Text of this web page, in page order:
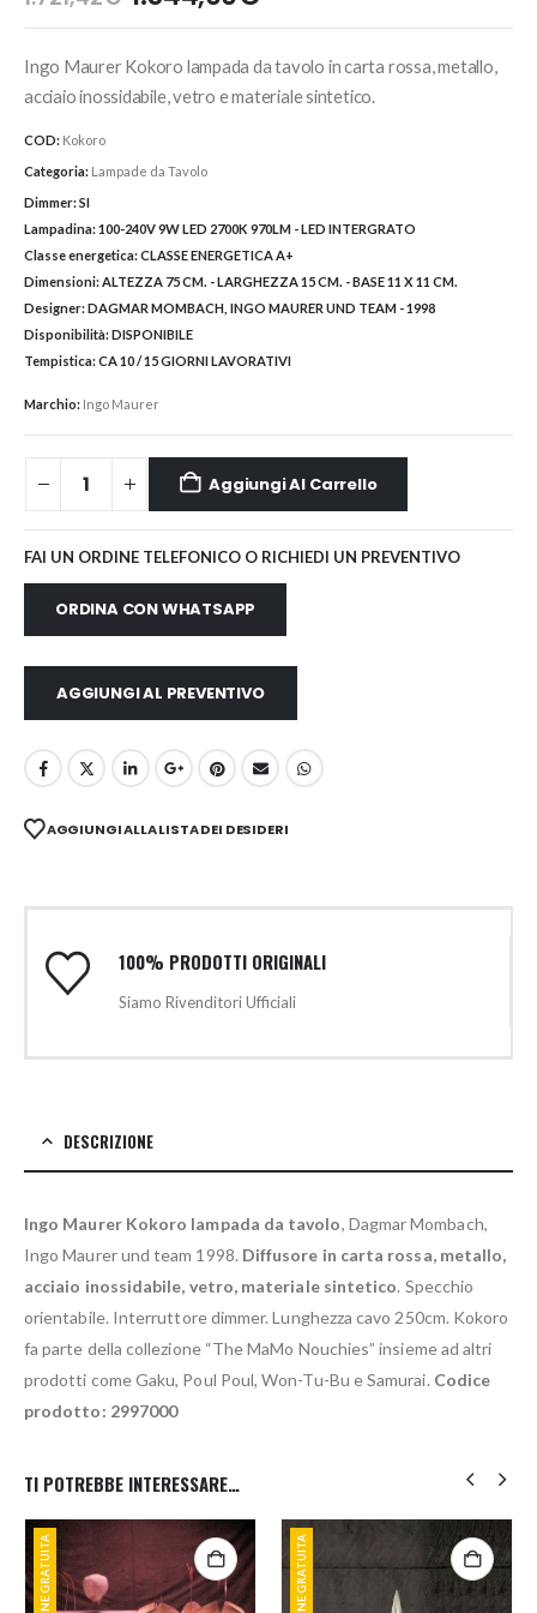
prezzo
era:
1.721,42€.
prezzo
è:
1.544,00€.
Ingo Maurer Kokoro lampada da tavolo in carta rossa, metallo,
acciaio inossidabile, vetro e materiale sintetico.
COD: Kokoro
Categoria: Lampade da Tavolo
Dimmer:SI
Lampadina:100-240V 9W LED 2700K 970LM - LED INTERGRATO
Classe energetica:CLASSE ENERGETICA A+
Dimensioni: ALTEZZA 75 CM. - LARGHEZZA 15 CM. - BASE 11 X 11 CM.
Designer:DAGMAR MOMBACH, INGO MAURER UND TEAM - 1998
Disponibilità:DISPONIBILE
Tempistica:CA 10 / 15 GIORNI LAVORATIVI
Marchio: Ingo Maurer
Aggiungi Al Carrello
FAI UN ORDINE TELEFONICO O RICHIEDI UN PREVENTIVO
ORDINA CON WHATSAPP
AGGIUNGI AL PREVENTIVO
AGGIUNGI ALLA LISTA DEI DESIDERI
100% PRODOTTI ORIGINALI
Siamo Rivenditori Ufficiali
DESCRIZIONE
Ingo Maurer Kokoro lampada da tavolo, Dagmar Mombach,
Ingo Maurer und team 1998. Diffusore in carta rossa, metallo,
acciaio inossidabile, vetro, materiale sintetico. Specchio
orientabile. Interruttore dimmer. Lunghezza cavo 250cm. Kokoro
fa parte della collezione “The MaMo Nouchies” insieme ad altri
prodotti come Gaku, Poul Poul, Won-Tu-Bu e Samurai. Codice
prodotto: 2997000
TI POTREBBE INTERESSARE…